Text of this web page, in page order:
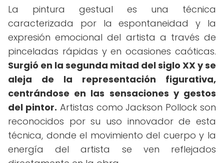
La pintura gestual es una técnica
caracterizada por la espontaneidad y la
expresión emocional del artista a través de
pinceladas rápidas y en ocasiones caóticas.
Surgió en la segunda mitad del siglo XX y se
aleja de la representación figurativa,
centrándose en las sensaciones y gestos
del pintor. Artistas como Jackson Pollock son
reconocidos por su uso innovador de esta
técnica, donde el movimiento del cuerpo y la
energía del artista se ven reflejados